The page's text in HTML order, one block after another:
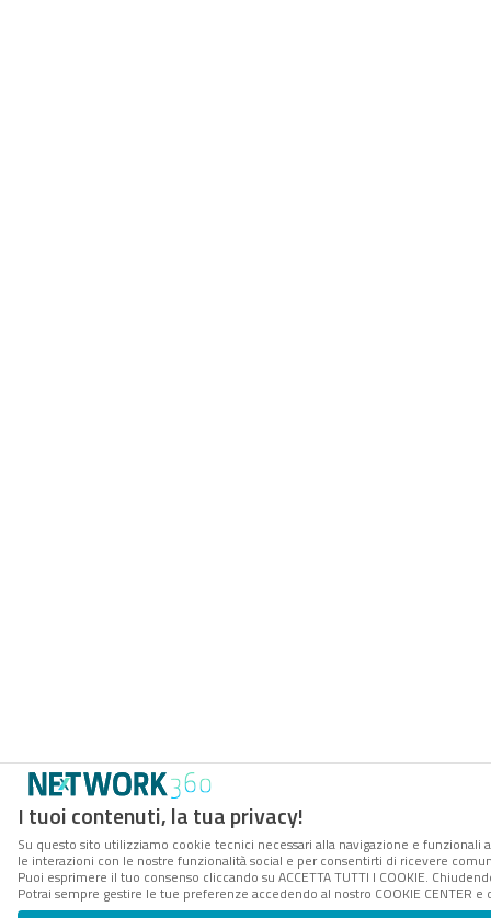
I tuoi contenuti, la tua privacy!
Su questo sito utilizziamo cookie tecnici necessari alla navigazione e
le interazioni con le nostre funzionalità social e per consentirti di ricevere
Puoi esprimere il tuo consenso cliccando su ACCETTA TUTTI I COOKIE.
Potrai sempre gestire le tue preferenze accedendo al nostro COOKIE